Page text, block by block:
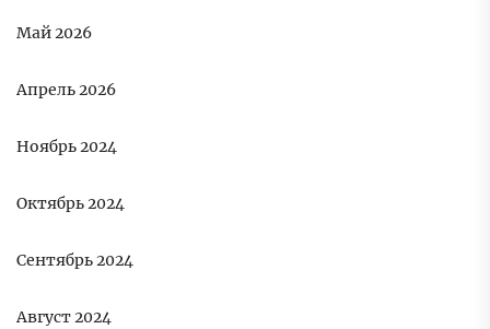
Май 2026
Апрель 2026
Ноябрь 2024
Октябрь 2024
Сентябрь 2024
Август 2024